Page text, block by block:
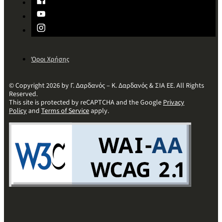
Όροι Χρήσης
© Copyright 2026 by Γ. Δαρδανός – Κ. Δαρδανός & ΣΙΑ ΕΕ. All Rights
Reserved.
This site is protected by reCAPTCHA and the GooglePrivacy
Policyand Terms of Serviceapply.